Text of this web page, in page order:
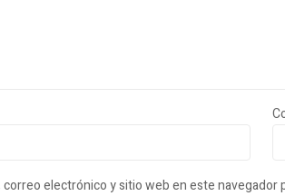
electrónico y sitio web en este navegador